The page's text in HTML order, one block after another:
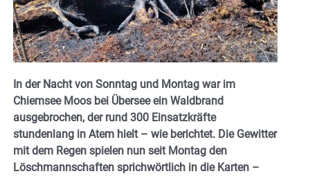
In der Nacht von Sonntag und Montag war im
Chiemsee Moos bei Übersee ein Waldbrand
ausgebrochen, der rund 300 Einsatzkräfte
stundenlang in Atem hielt – wie berichtet. Die Gewitter
mit dem Regen spielen nun seit Montag den
Löschmannschaften sprichwörtlich in die Karten –